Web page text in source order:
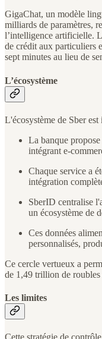
GigaChat, un modèle
milliards de paramètres,
l’intelligence artificielle.
de crédit aux particuliers
sept minutes au lieu de
L’écosystème
L'écosystème de Sber est
La banque
intégrant e-
Chaque service a
intégration
SberID centralise
un écosystème de
Ces données
personnalisés,
Ce cercle vertueux a
de 1,49 trillion de
Les limites